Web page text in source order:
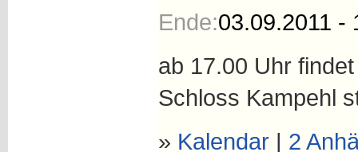
Ende:03.09.2011 -
ab 17.00 Uhr
Schloss Kampehl
» Kalendar| 2